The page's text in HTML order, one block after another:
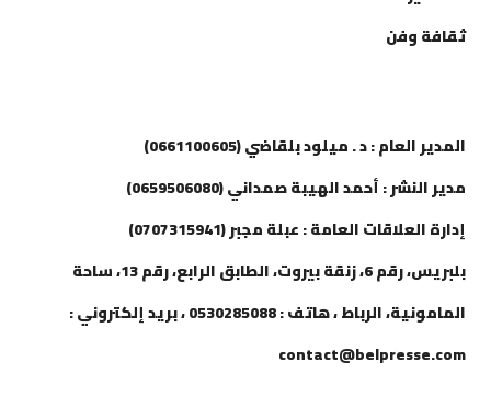
ثقافة وفن
المدير العام : د . ميلود بلقاضي (0661100605)
مدير النشر : أحمد الهيبة صمداني (0659506080)
إدارة العلاقات العامة : عبلة مجبر (0707315941)
بلبريس، رقم 6، زنقة بيروت، الطابق الرابع، رقم 13، ساحة
المامونية، الرباط ، هاتف : 0530285088 ، بريد إلكتروني :
contact@belpresse.com